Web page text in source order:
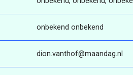
onbekend onbekend
dion.vanthof@maandag.nl